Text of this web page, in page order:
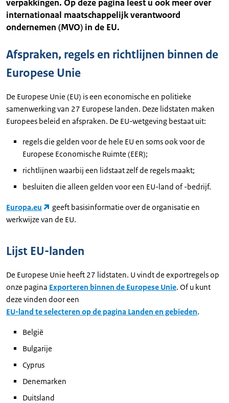
verpakkingen. Op deze pagina leest u ook meer over
internationaal maatschappelijk verantwoord
ondernemen (MVO) in de EU.
Afspraken, regels en richtlijnen binnen de
Europese Unie
De Europese Unie (EU) is een economische en politieke
samenwerking van 27 Europese landen. Deze lidstaten maken
Europees beleid en afspraken. De EU-wetgeving bestaat uit:
regels die gelden voor de hele EU en soms ook voor de
Europese Economische Ruimte (EER);
richtlijnen waarbij een lidstaat zelf de regels maakt;
besluiten die alleen gelden voor een EU-land of -bedrijf.
Europa.eu
geeft basisinformatie over de organisatie en
werkwijze van de EU.
Lijst EU-landen
De Europese Unie heeft 27 lidstaten. U vindt de exportregels op
onze pagina Exporteren binnen de Europese Unie. Of u kunt
deze vinden door een
EU-land te selecteren op de pagina Landen en gebieden.
België
Bulgarije
Cyprus
Denemarken
Duitsland